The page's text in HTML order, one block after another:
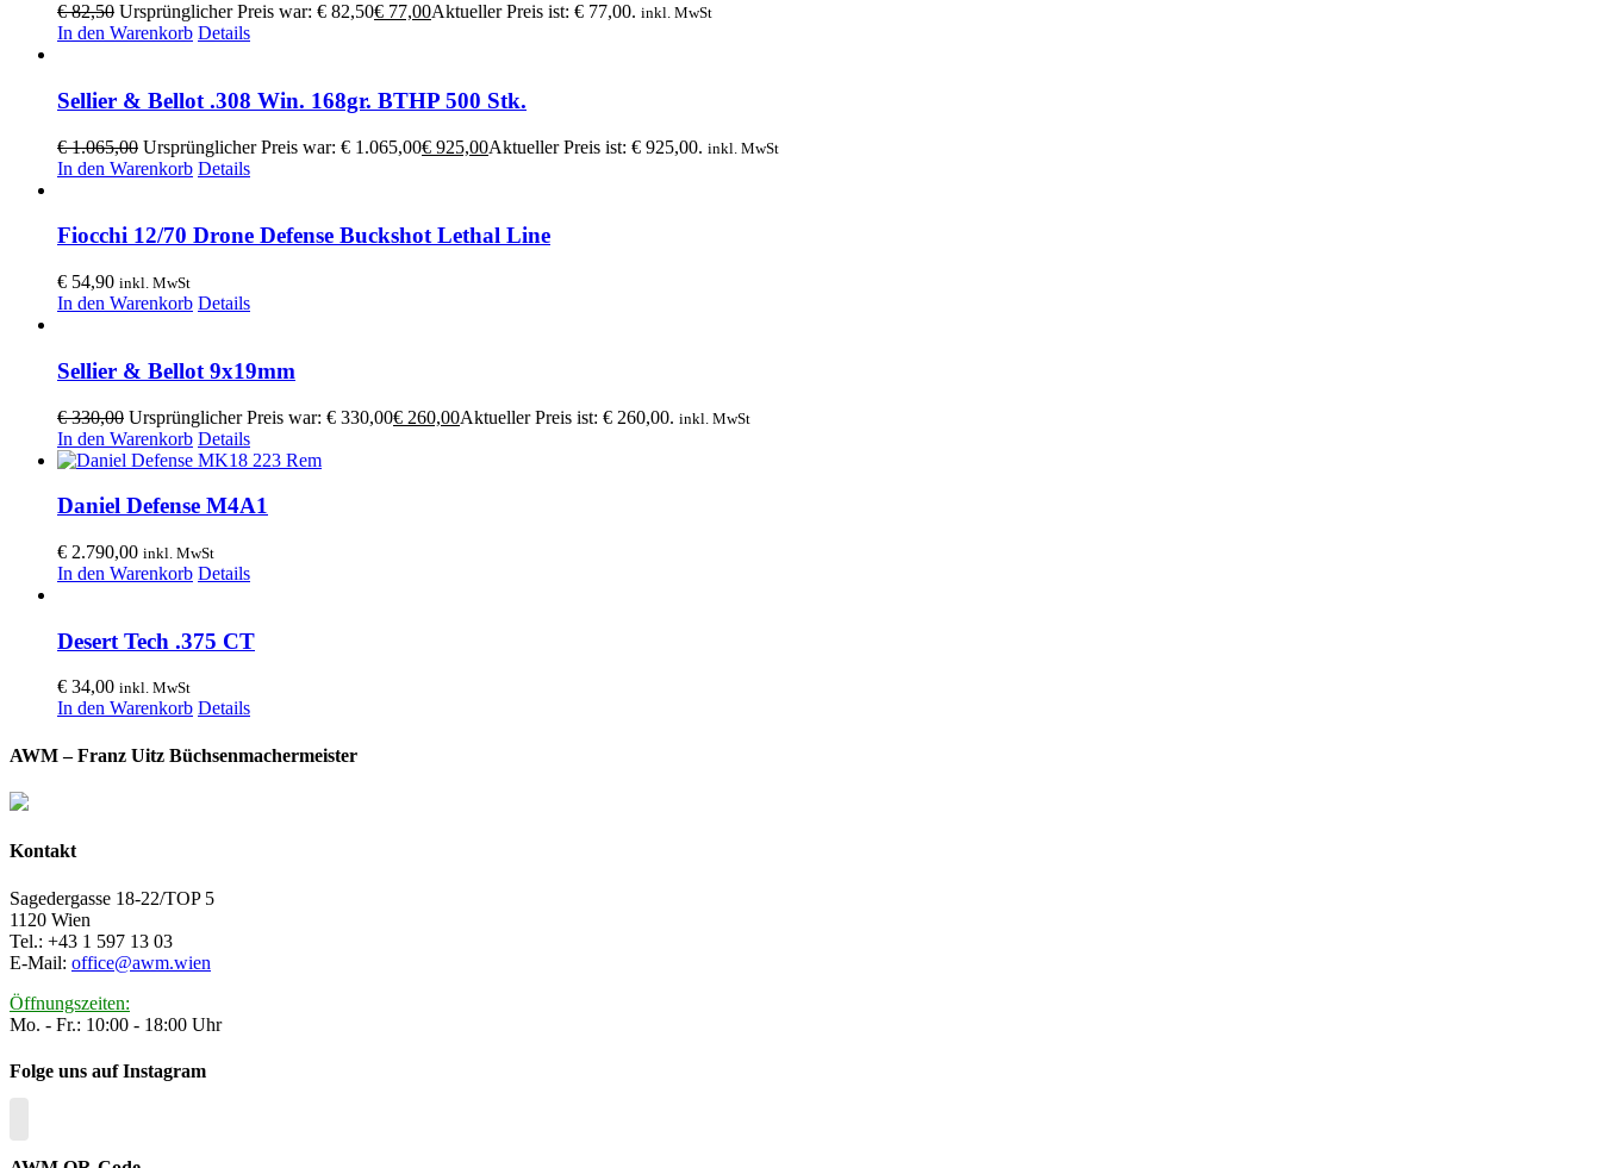
€82,50 Ursprünglicher Preis war: € 82,50€ 77,00Aktueller Preis ist: € 77,00. inkl. MwSt
In den Warenkorb Details
Sellier & Bellot .308 Win. 168gr. BTHP 500 Stk.
€1.065,00 Ursprünglicher Preis war: € 1.065,00€ 925,00Aktueller Preis ist: € 925,00. inkl. MwSt
In den Warenkorb Details
Fiocchi 12/70 Drone Defense Buckshot Lethal Line
€ 54,90 inkl. MwSt
In den Warenkorb Details
Sellier & Bellot 9x19mm
€330,00 Ursprünglicher Preis war: € 330,00€ 260,00Aktueller Preis ist: € 260,00. inkl. MwSt
In den Warenkorb Details
Daniel Defense M4A1
€ 2.790,00 inkl. MwSt
In den Warenkorb Details
Desert Tech .375 CT
€ 34,00 inkl. MwSt
In den Warenkorb Details
AWM – Franz Uitz Büchsenmachermeister
Kontakt
Sagedergasse 18-22/TOP 5
1120 Wien
Tel.: +43 1 597 13 03
E-Mail: office@awm.wien
Öffnungszeiten:
Mo. - Fr.: 10:00 - 18:00 Uhr
Folge uns auf Instagram